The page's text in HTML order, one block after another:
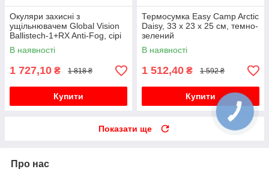
Окуляри захисні з
ущільнювачем Global Vision
Ballistech-1+RX Anti-Fog, сірі
В наявності
1 727,10 ₴ 1 818 ₴
Купити
Термосумка Easy Camp Arctic
Daisy, 33 x 23 x 25 см, темно-
зелений
В наявності
1 512,40 ₴ 1 592 ₴
Купити
Показати ще
Про нас